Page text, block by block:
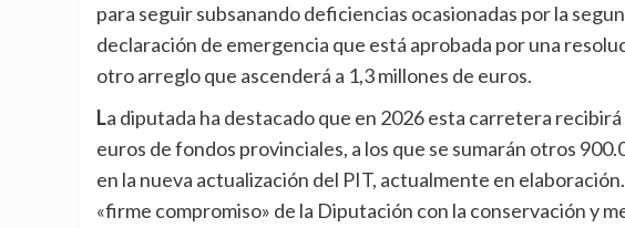
para seguir subsanando deficiencias ocasionadas por la
declaración de emergencia que está aprobada por una
otro arreglo que ascenderá a 1,3 millones de euros.
La diputada ha destacado que en 2026 esta carretera recibirá mejoras por valor de dos millones de
euros de fondos provinciales, a los que se sumarán otros
en la nueva actualización del PIT, actualmente en
«firme compromiso» de la Diputación con la conservación y